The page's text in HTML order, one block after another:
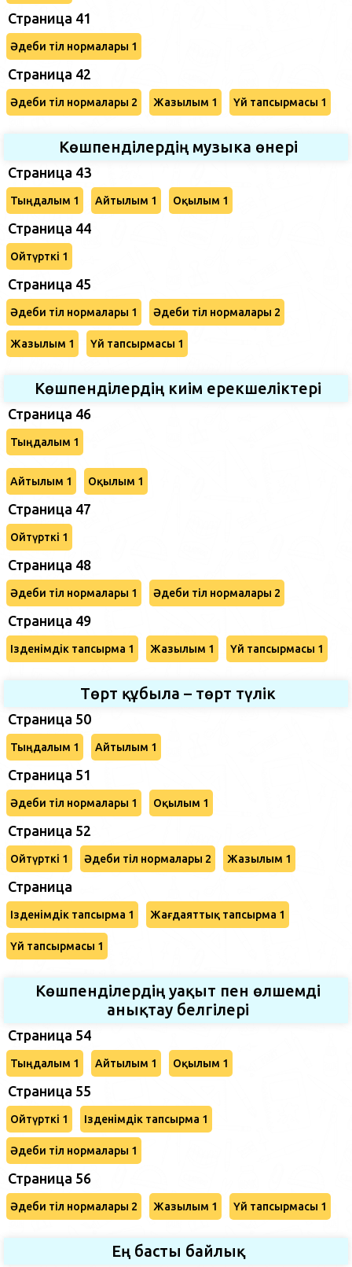
Страница 41
Әдеби тіл нормалары 1
Страница 42
Әдеби тіл нормалары 2 Жазылым 1 Үй тапсырмасы 1
Көшпенділердің музыка өнері
Страница 43
Тыңдалым 1 Айтылым 1 Оқылым 1
Страница 44
Ойтүрткі 1
Страница 45
Әдеби тіл нормалары 1 Әдеби тіл нормалары 2
Жазылым 1 Үй тапсырмасы 1
Көшпенділердің киім ерекшеліктері
Страница 46
Тыңдалым 1
Айтылым 1 Оқылым 1
Страница 47
Ойтүрткі 1
Страница 48
Әдеби тіл нормалары 1 Әдеби тіл нормалары 2
Страница 49
Ізденімдік тапсырма 1 Жазылым 1 Үй тапсырмасы 1
Төрт құбыла – төрт түлік
Страница 50
Тыңдалым 1 Айтылым 1
Страница 51
Әдеби тіл нормалары 1 Оқылым 1
Страница 52
Ойтүрткі 1 Әдеби тіл нормалары 2 Жазылым 1
Страница
Ізденімдік тапсырма 1 Жағдаяттық тапсырма 1
Үй тапсырмасы 1
Көшпенділердің уақыт пен өлшемді
анықтау белгілері
Страница 54
Тыңдалым 1 Айтылым 1 Оқылым 1
Страница 55
Ойтүрткі 1 Ізденімдік тапсырма 1
Әдеби тіл нормалары 1
Страница 56
Әдеби тіл нормалары 2 Жазылым 1 Үй тапсырмасы 1
Ең басты байлық